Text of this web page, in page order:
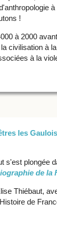
!
à 2000
civilisation à
à la
les
s'est plongée
de la
Thiébaut,
de